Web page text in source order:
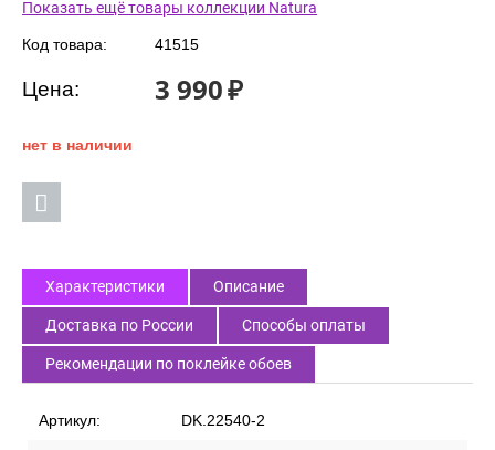
Показать ещё товары коллекции Natura
Код товара: 41515
Цена: 3 990₽
нет в наличии
Характеристики Описание
Доставка по России Способы оплаты
Рекомендации по поклейке обоев
Артикул: DK.22540-2